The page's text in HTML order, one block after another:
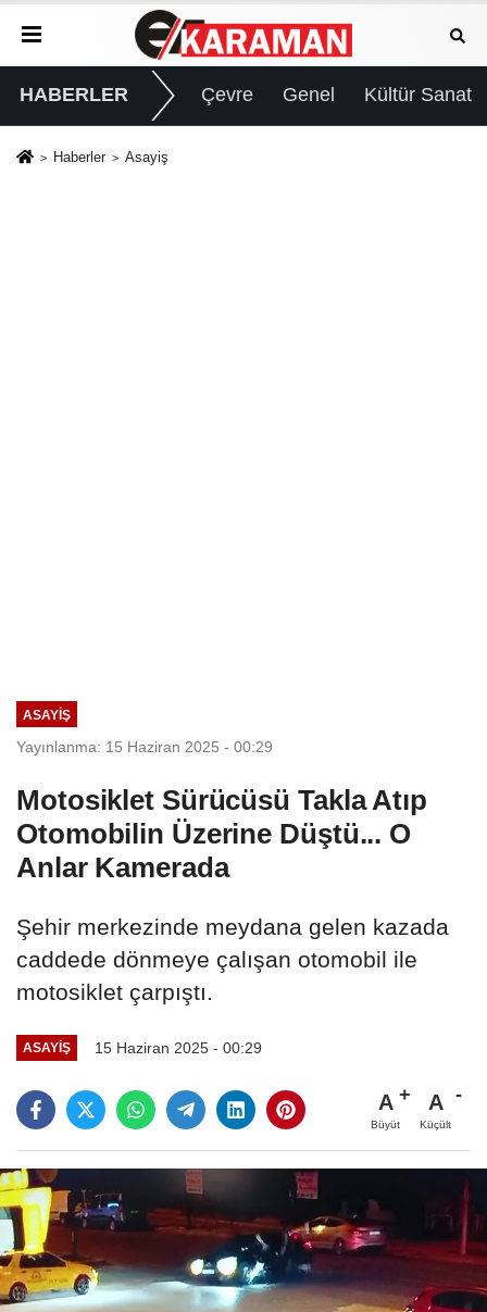
HABERLER Çevre Genel Kültür Sanat
Haberler Asayiş
ASAYIŞ
Yayınlanma: 15 Haziran 2025 - 00:29
Motosiklet Sürücüsü Takla Atıp
Otomobilin Üzerine Düştü... O
Anlar Kamerada
Şehir merkezinde meydana gelen kazada
caddede dönmeye çalışan otomobil ile
motosiklet çarpıştı.
ASAYIŞ 15 Haziran 2025 - 00:29
A
Büyüt
A
Küçült